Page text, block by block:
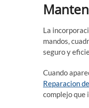
La
mandos,
seguro y
Cuando
Reparacion
complejo que